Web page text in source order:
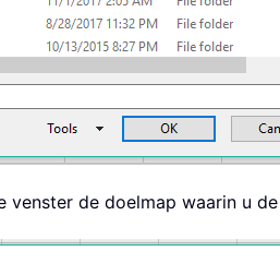
venster de doelmap waarin u